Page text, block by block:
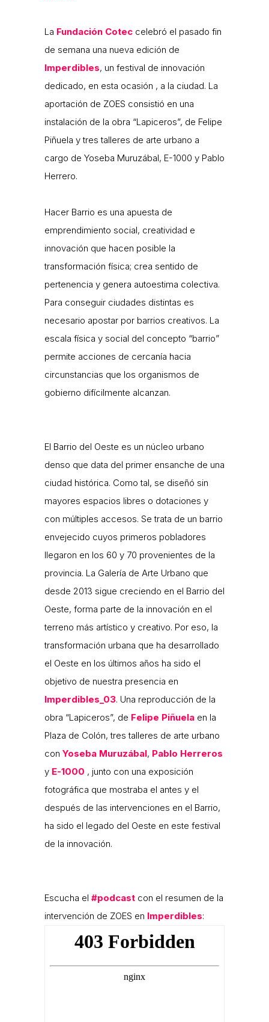
La Fundación Cotec celebró el pasado fin
de semana una nueva edición de
Imperdibles, un festival de innovación
dedicado, en esta ocasión , a la ciudad. La
aportación de ZOES consistió en una
instalación de la obra “Lapiceros”, de Felipe
Piñuela y tres talleres de arte urbano a
cargo de Yoseba Muruzábal, E-1000 y Pablo
Herrero.
Hacer Barrio es una apuesta de
emprendimiento social, creatividad e
innovación que hacen posible la
transformación física; crea sentido de
pertenencia y genera autoestima colectiva.
Para conseguir ciudades distintas es
necesario apostar por barrios creativos. La
escala física y social del concepto “barrio”
permite acciones de cercanía hacia
circunstancias que los organismos de
gobierno difícilmente alcanzan.
El Barrio del Oeste es un núcleo urbano
denso que data del primer ensanche de una
ciudad histórica. Como tal, se diseñó sin
mayores espacios libres o dotaciones y
con múltiples accesos. Se trata de un barrio
envejecido cuyos primeros pobladores
llegaron en los 60 y 70 provenientes de la
provincia. La Galería de Arte Urbano que
desde 2013 sigue creciendo en el Barrio del
Oeste, forma parte de la innovación en el
terreno más artístico y creativo. Por eso, la
transformación urbana que ha desarrollado
el Oeste en los últimos años ha sido el
objetivo de nuestra presencia en
Imperdibles_03. Una reproducción de la
obra “Lapiceros”, de Felipe Piñuela en la
Plaza de Colón, tres talleres de arte urbano
con Yoseba Muruzábal, Pablo Herreros
y E-1000 , junto con una exposición
fotográfica que mostraba el antes y el
después de las intervenciones en el Barrio,
ha sido el legado del Oeste en este festival
de la innovación.
Escucha el #podcast con el resumen de la
intervención de ZOES en Imperdibles: